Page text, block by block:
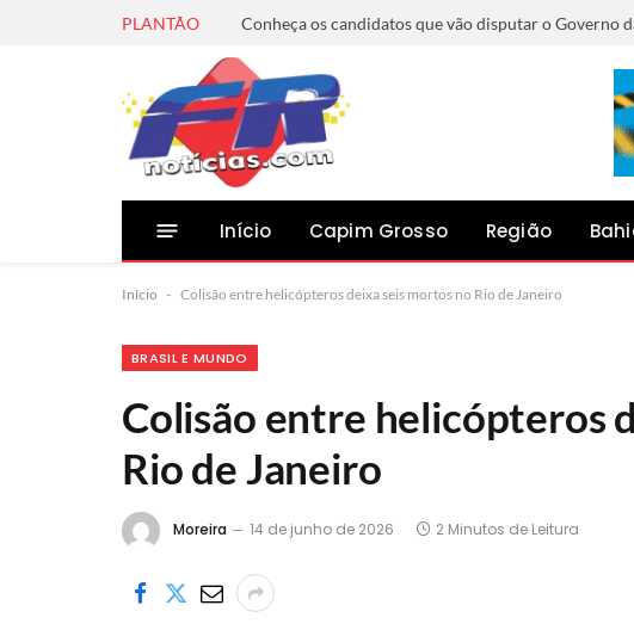
PLANTÃO
Início Capim Grosso Região
Início - Colisão entre helicópteros deixa seis mortos no Rio de Janeiro
BRASIL E MUNDO
Colisão entre helicópteros
Rio de Janeiro
Moreira 14 de junho de 2026 2 Minutos de Leitura